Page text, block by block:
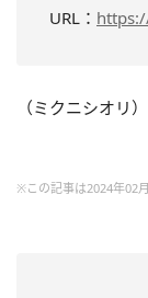
URL：
（ミクニシオリ）
※この記事は2024年02